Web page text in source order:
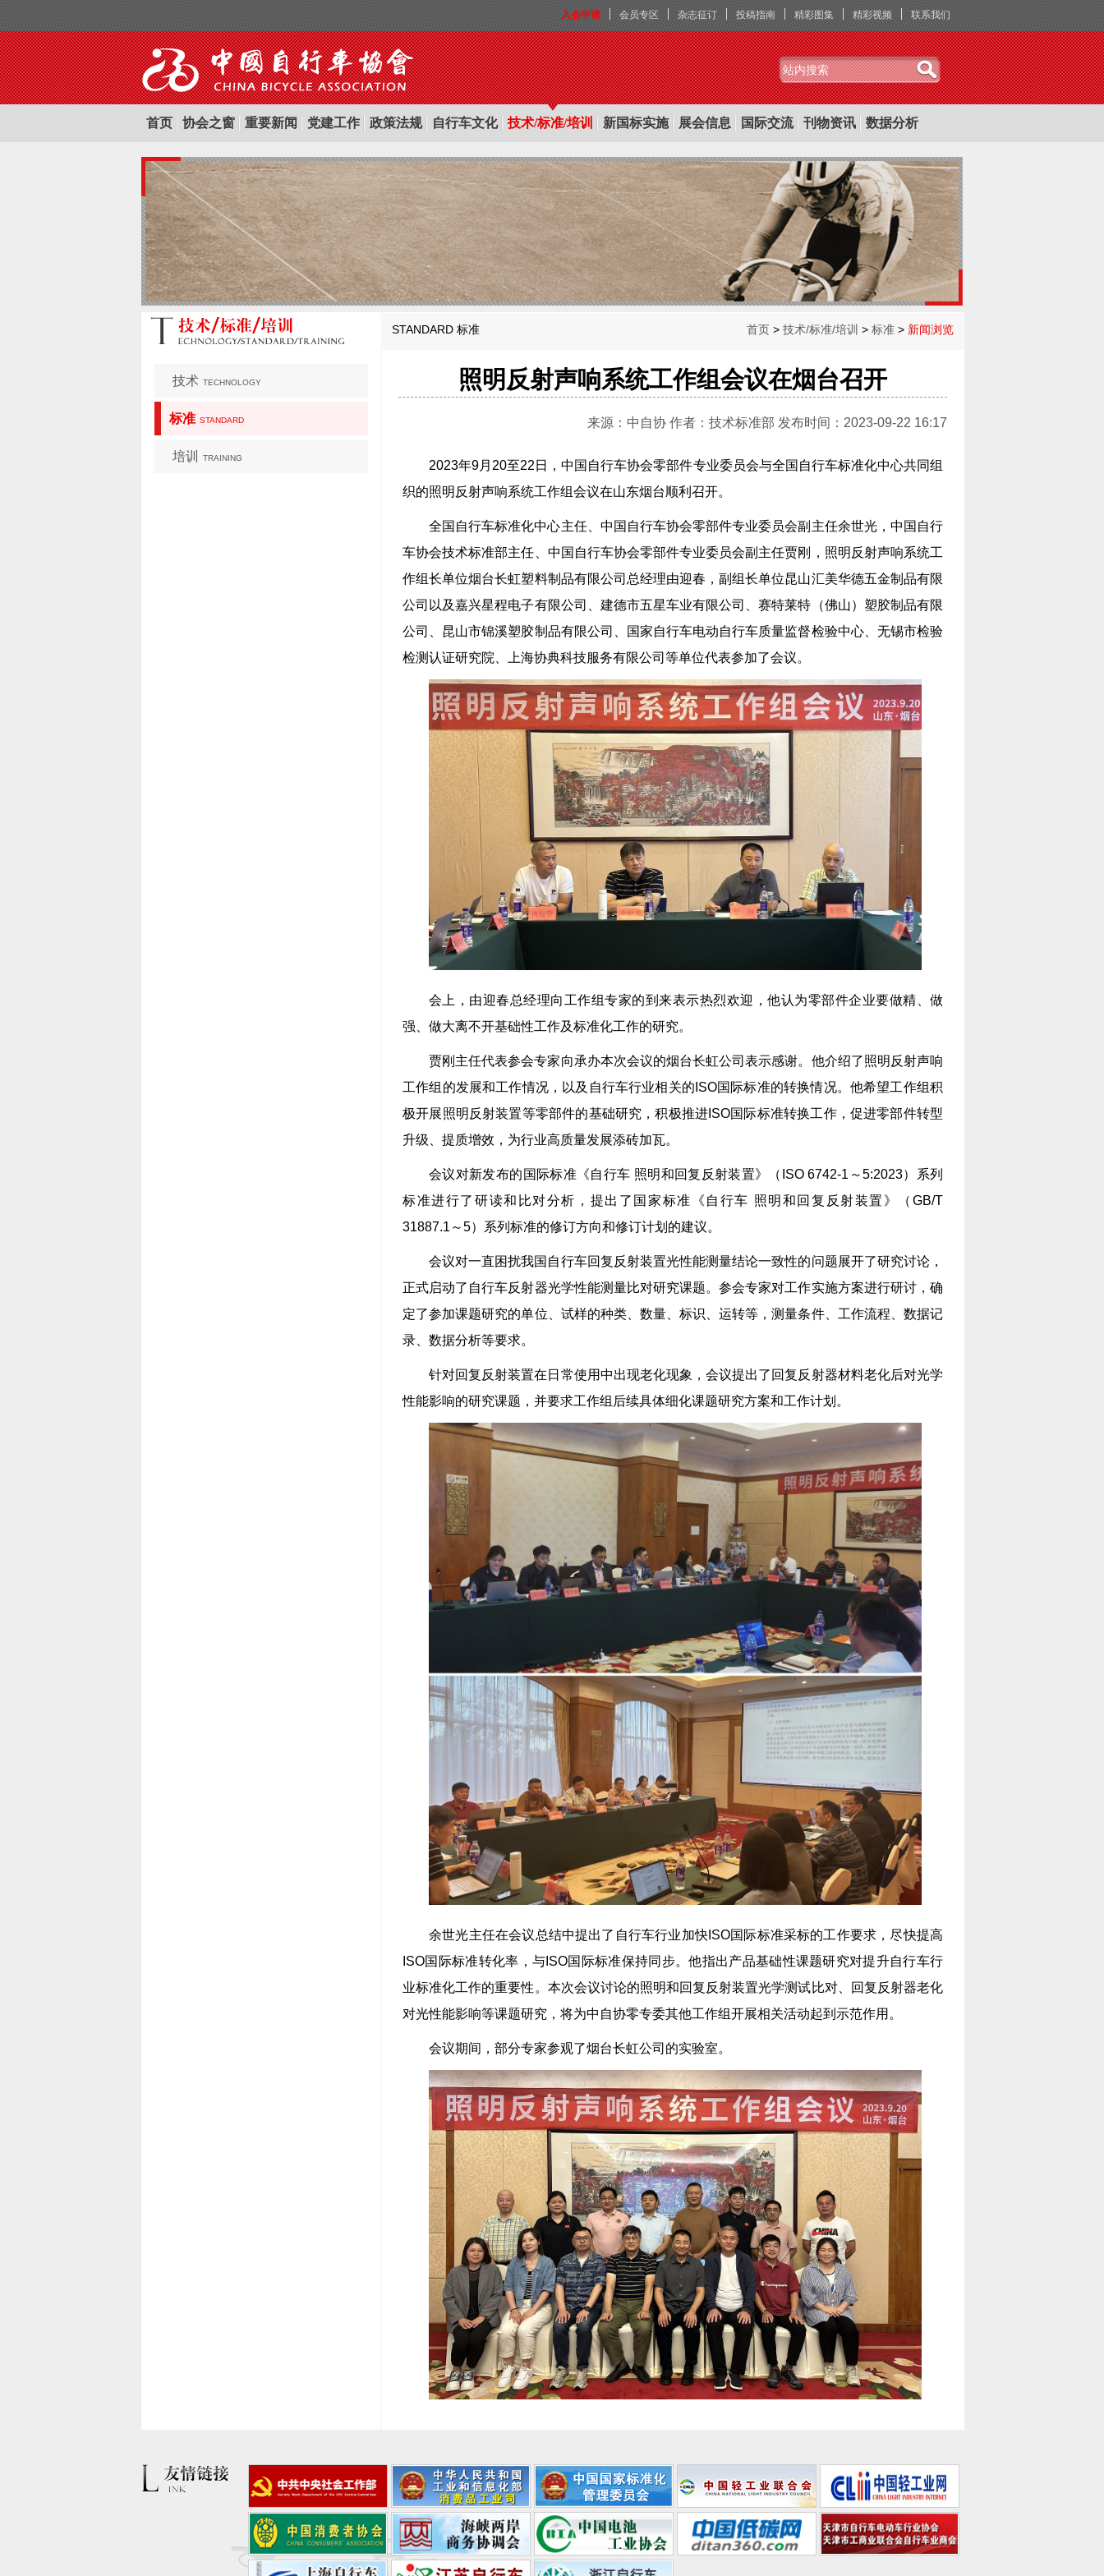
入会申请 会员专区 杂志征订 投稿指南 精彩图集 精彩视频 联系我们
首页 协会之窗 重要新闻 党建工作 政策法规 自行车文化 技术/标准/培训 新国标实施 展会信息 国际交流 刊物资讯 数据分析
技术 TECHNOLOGY
标准 STANDARD
培训 TRAINING
STANDARD 标准 首页 > 技术/标准/培训 > 标准 > 新闻浏览
照明反射声响系统工作组会议在烟台召开
来源：中自协 作者：技术标准部 发布时间：2023-09-22 16:17
2023年9月20至22日，中国自行车协会零部件专业委员会与全国自行车标准化中心共同组
织的照明反射声响系统工作组会议在山东烟台顺利召开。
全国自行车标准化中心主任、中国自行车协会零部件专业委员会副主任余世光，中国自行
车协会技术标准部主任、中国自行车协会零部件专业委员会副主任贾刚，照明反射声响系统工
作组长单位烟台长虹塑料制品有限公司总经理由迎春，副组长单位昆山汇美华德五金制品有限
公司以及嘉兴星程电子有限公司、建德市五星车业有限公司、赛特莱特（佛山）塑胶制品有限
公司、昆山市锦溪塑胶制品有限公司、国家自行车电动自行车质量监督检验中心、无锡市检验
检测认证研究院、上海协典科技服务有限公司等单位代表参加了会议。
会上，由迎春总经理向工作组专家的到来表示热烈欢迎，他认为零部件企业要做精、做
强、做大离不开基础性工作及标准化工作的研究。
贾刚主任代表参会专家向承办本次会议的烟台长虹公司表示感谢。他介绍了照明反射声响
工作组的发展和工作情况，以及自行车行业相关的ISO国际标准的转换情况。他希望工作组积
极开展照明反射装置等零部件的基础研究，积极推进ISO国际标准转换工作，促进零部件转型
升级、提质增效，为行业高质量发展添砖加瓦。
会议对新发布的国际标准《自行车 照明和回复反射装置》（ISO 6742-1～5:2023）系列
标准进行了研读和比对分析，提出了国家标准《自行车 照明和回复反射装置》（GB/T
31887.1～5）系列标准的修订方向和修订计划的建议。
会议对一直困扰我国自行车回复反射装置光性能测量结论一致性的问题展开了研究讨论，
正式启动了自行车反射器光学性能测量比对研究课题。参会专家对工作实施方案进行研讨，确
定了参加课题研究的单位、试样的种类、数量、标识、运转等，测量条件、工作流程、数据记
录、数据分析等要求。
针对回复反射装置在日常使用中出现老化现象，会议提出了回复反射器材料老化后对光学
性能影响的研究课题，并要求工作组后续具体细化课题研究方案和工作计划。
余世光主任在会议总结中提出了自行车行业加快ISO国际标准采标的工作要求，尽快提高
ISO国际标准转化率，与ISO国际标准保持同步。他指出产品基础性课题研究对提升自行车行
业标准化工作的重要性。本次会议讨论的照明和回复反射装置光学测试比对、回复反射器老化
对光性能影响等课题研究，将为中自协零专委其他工作组开展相关活动起到示范作用。
会议期间，部分专家参观了烟台长虹公司的实验室。